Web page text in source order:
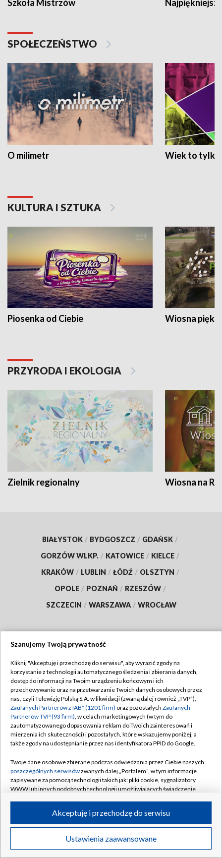
Szkoła Mistrzów
SPOŁECZEŃSTWO
O milimetr Wiek to tylko
KULTURA I SZTUKA
Piosenka od Ciebie Wiosna
PRZYRODA I EKOLOGIA
Zielnik regionalny Wiosna na
BIAŁYSTOK / BYDGOSZCZ / GDAŃSK /
GORZÓW WLKP. / KATOWICE / KIELCE /
KRAKÓW / LUBLIN / ŁÓDŹ / OLSZTYN /
OPOLE / POZNAŃ / RZESZÓW /
SZCZECIN / WARSZAWA / WROCŁAW
TVP
Abonament TVP
Emisja w TVP
Centrum informacji TVP
Naziemna Telewizja Cyfrowa
Rada Programowa
System NOS
Informacje o nadawcy
Program dla prasy
Ogłoszenie przetargowe
Regulamin TVP
Polityka prywatności
Moje zgody
Pomoc
Kontakt
Kanały
©2026 Telewizja Polska S.A. w likwidacji
Szanujemy Twoją prywatność
Kliknij "Akceptuję i przechodzę do serwisu", aby wyrazić zgody na
korzystanie z technologii automatycznego śledzenia i zbierania danych,
dostęp do informacji na Twoim urządzeniu końcowym i ich
przechowywanie oraz na przetwarzanie Twoich danych osobowych przez
nas, czyli Telewizję Polską S.A. w likwidacji (zwaną dalej również „TVP”),
Zaufanych Partnerów z IAB* (1201 firm) oraz pozostałych Zaufanych
Partnerów TVP (93 firm), w celach marketingowych (w tym do
zautomatyzowanego dopasowania reklam do Twoich zainteresowań i
mierzenia ich skuteczności) i pozostałych, które wskazujemy poniżej, a
także zgody na udostępnianie przez nas identyfikatora PPID do Google.
Twoje dane osobowe zbierane podczas odwiedzania przez Ciebie naszych
poszczególnych serwisówzwanych dalej „Portalem”, w tym informacje
zapisywane za pomocą technologii takich jak: pliki cookie, sygnalizatory
WWW lub innych podobnych technologii umożliwiających świadczenie
ruchu w Internecie.
Twoje dane osobowe zbierane podczas odwiedzania przez Ciebie
poszczególnych serwisówna Portalu, takie jak adresy IP, identyfikatory
Ustawienia zaawansowane
Akceptuję i przechodzę do serwisu